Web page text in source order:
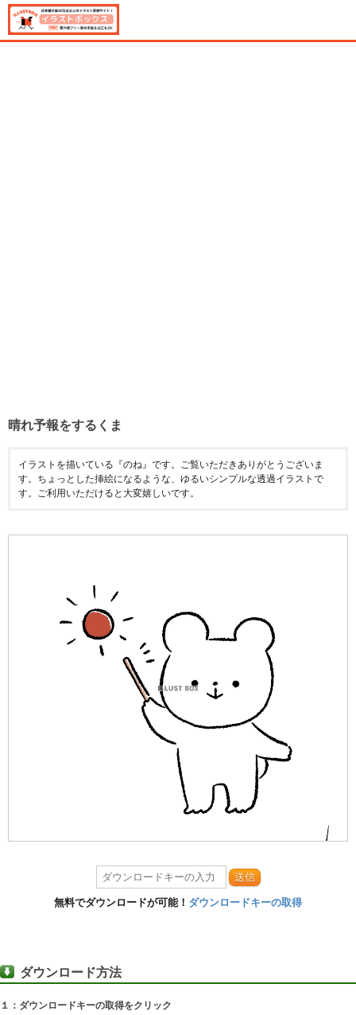
晴れ予報をするくま
イラストを描いている『のね』です。ご覧いただきありがとうございま
す。ちょっとした挿絵になるような、ゆるいシンプルな透過イラストで
す。ご利用いただけると大変嬉しいです。
送信
無料でダウンロードが可能！ ダウンロードキーの取得
ダウンロード方法
１：ダウンロードキーの取得をクリック